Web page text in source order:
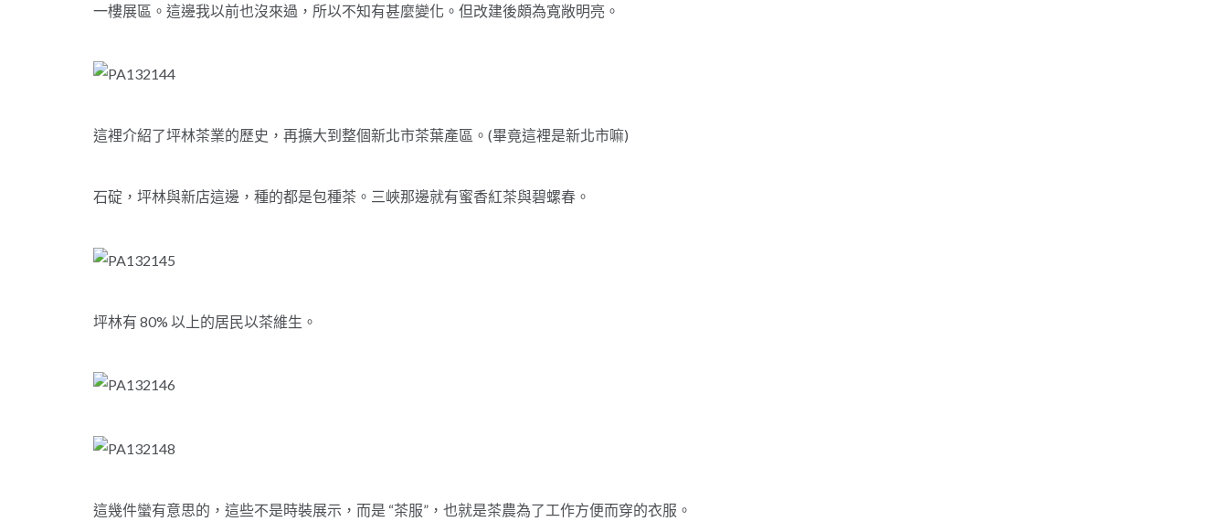
一樓展區。這邊我以前也沒來過，所以不知有甚麼變化。但改建後頗為寬敞明亮。
這裡介紹了坪林茶業的歷史，再擴大到整個新北市茶葉產區。(畢竟這裡是新北市嘛)
石碇，坪林與新店這邊，種的都是包種茶。三峽那邊就有蜜香紅茶與碧螺春。
坪林有 80% 以上的居民以茶維生。
這幾件蠻有意思的，這些不是時裝展示，而是 “茶服”，也就是茶農為了工作方便而穿的衣服。